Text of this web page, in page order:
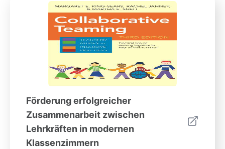
Förderung erfolgreicher
Zusammenarbeit zwischen
Lehrkräften in modernen
Klassenzimmern